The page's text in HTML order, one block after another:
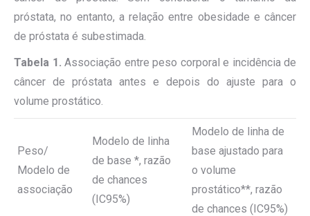
próstata, no entanto, a relação entre obesidade e câncer
de próstata é subestimada.
Tabela 1. Associação entre peso corporal e incidência de
câncer de próstata antes e depois do ajuste para o
volume prostático.
Peso/
Modelo de
associação
Modelo de linha
de base *, razão
de chances
(IC95%)
Modelo de linha de
base ajustado para
o volume
prostático**, razão
de chances (IC95%)